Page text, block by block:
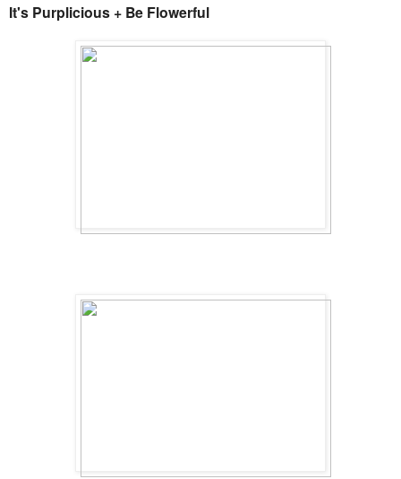
It's Purplicious + Be Flowerful